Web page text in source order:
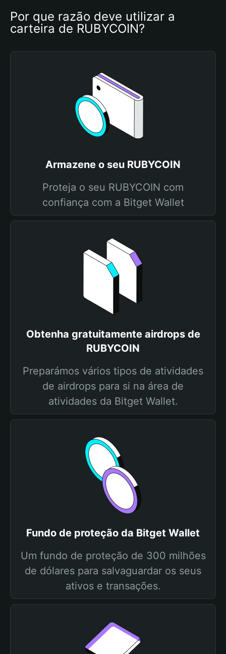
Por que razão deve utilizar a
carteira de RUBYCOIN?
Armazene o seu RUBYCOIN
Proteja o seu RUBYCOIN com
confiança com a Bitget Wallet
Obtenha gratuitamente airdrops de
RUBYCOIN
Preparámos vários tipos de atividades
de airdrops para si na área de
atividades da Bitget Wallet.
Fundo de proteção da Bitget Wallet
Um fundo de proteção de 300 milhões
de dólares para salvaguardar os seus
ativos e transações.